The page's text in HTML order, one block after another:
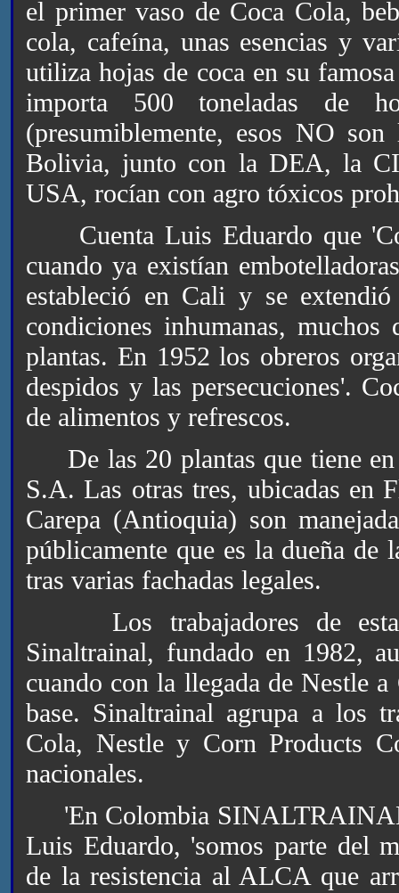
el primer vaso de Coca Cola,
cola, cafeína, unas esencias y
utiliza hojas de coca en su
importa 500 toneladas de
(presumiblemente, esos NO
Bolivia, junto con la DEA, la
USA, rocían con agro tóxicos
Cuenta Luis Eduardo que
cuando ya existían
estableció en Cali y se
condiciones inhumanas,
plantas. En 1952 los obreros
despidos y las persecuciones'.
de alimentos y refrescos.
De las 20 plantas que tiene en
S.A. Las otras tres, ubicadas en
Carepa (Antioquia) son
públicamente que es la dueña de
tras varias fachadas legales.
Los trabajadores de estas
Sinaltrainal, fundado en 1982,
cuando con la llegada de Nestle
base. Sinaltrainal agrupa a los
Cola, Nestle y Corn Products
nacionales.
'En Colombia SINALTRAINAL
Luis Eduardo, 'somos parte del
de la resistencia al ALCA que